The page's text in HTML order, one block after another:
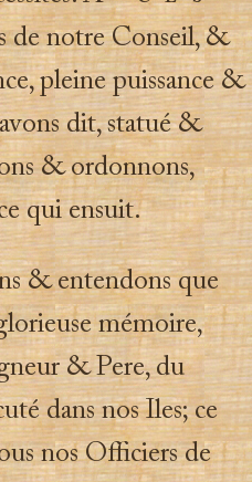
de notre Conseil, &
pleine puissance &
dit, statué &
& ordonnons,
qui ensuit.
& entendons que
mémoire,
& Pere, du
dans nos Iles; ce
nos Officiers de